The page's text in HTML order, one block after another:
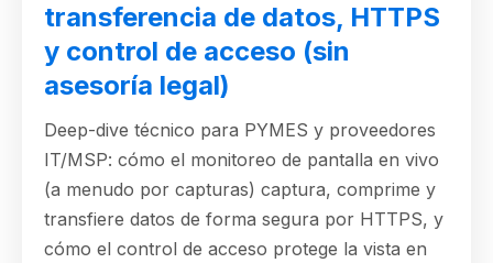
transferencia de datos, HTTPS
y control de acceso (sin
asesoría legal)
Deep-dive técnico para PYMES y proveedores
IT/MSP: cómo el monitoreo de pantalla en vivo
(a menudo por capturas) captura, comprime y
transfiere datos de forma segura por HTTPS, y
cómo el control de acceso protege la vista en